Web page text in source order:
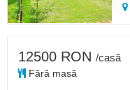
12500 RON /casă
Fără masă